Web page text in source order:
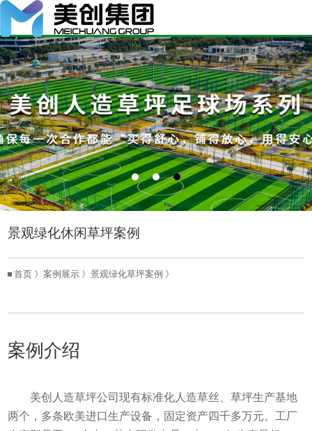
景观绿化休闲草坪案例
首页 〉案例展示 〉景观绿化草坪案例 〉
案例介绍
美创人造草坪公司现有标准化人造草丝、草坪生产基地
两个，多条欧美进口生产设备，固定资产四千多万元。工厂